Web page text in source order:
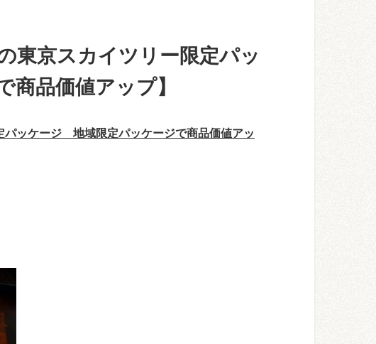
東京スカイツリー限定パッ
品価値アップ】
パッケージ 地域限定パッケージで商品価値アッ